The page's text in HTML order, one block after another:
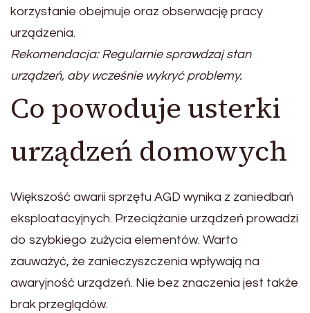
korzystanie obejmuje oraz obserwację pracy
urządzenia.
Rekomendacja: Regularnie sprawdzaj stan
urządzeń, aby wcześnie wykryć problemy.
Co powoduje usterki
urządzeń domowych
Większość awarii sprzętu AGD wynika z zaniedbań
eksploatacyjnych. Przeciążanie urządzeń prowadzi
do szybkiego zużycia elementów. Warto
zauważyć, że zanieczyszczenia wpływają na
awaryjność urządzeń. Nie bez znaczenia jest także
brak przeglądów.